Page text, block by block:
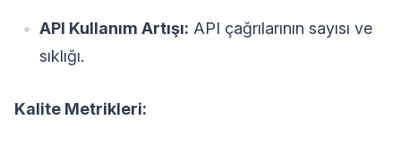
API Kullanım Artışı: API çağrılarının sayısı ve
sıklığı.
Kalite Metrikleri: